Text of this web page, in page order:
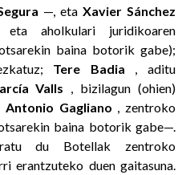
—, eta Xavier Sánchez
aholkulari juridikoaren
baina botorik gabe);
Tere Badia , aditu
Valls , bizilagun (ohien)
Antonio Gagliano , zentroko
baina botorik gabe—.
du Botellak zentroko
erantzuteko duen gaitasuna.